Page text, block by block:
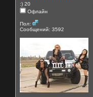
:) 20
Офлайн
Пол:
Сообщений: 3592